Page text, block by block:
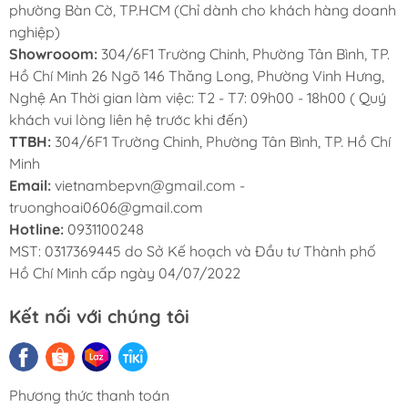
bằng remote, giúp bạn dễ dàng thao tác mà
không cần chạm tay trực tiếp.
Hiệu suất hút mạnh mẽ: Với công suất hút
lên tới 670 m³/h, máy dễ dàng loại bỏ khói,
mùi dầu mỡ và mang lại không khí trong
lành cho không gian bếp.
Tiết kiệm năng lượng: Đèn LED 8W cung
cấp ánh sáng dịu nhẹ, tiết kiệm điện năng
nhưng vẫn đủ chiếu sáng khu vực nấu nướng.
Sản xuất tại Ba Lan: Đảm bảo chất lượng và
độ bền theo tiêu chuẩn châu Âu.
phường Bàn Cờ, TP.HCM (Chỉ dành cho khách hàng doanh
nghiệp)
Showrooom: 304/6F1 Trường Chinh, Phường Tân Bình, TP.
Hồ Chí Minh 26 Ngõ 146 Thăng Long, Phường Vinh Hưng,
Nghệ An Thời gian làm việc: T2 - T7: 09h00 - 18h00 ( Quý
khách vui lòng liên hệ trước khi đến)
TTBH: 304/6F1 Trường Chinh, Phường Tân Bình, TP. Hồ Chí
Minh
Email: vietnambepvn@gmail.com -
truonghoai0606@gmail.com
Hotline: 0931100248
MST: 0317369445 do Sở Kế hoạch và Đầu tư Thành phố
Hồ Chí Minh cấp ngày 04/07/2022
Kết nối với chúng tôi
Phương thức thanh toán